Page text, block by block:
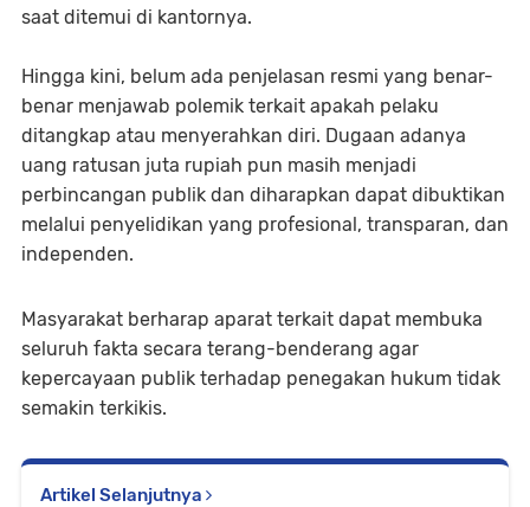
saat ditemui di kantornya.
Hingga kini, belum ada penjelasan resmi yang benar-
benar menjawab polemik terkait apakah pelaku
ditangkap atau menyerahkan diri. Dugaan adanya
uang ratusan juta rupiah pun masih menjadi
perbincangan publik dan diharapkan dapat dibuktikan
melalui penyelidikan yang profesional, transparan, dan
independen.
Masyarakat berharap aparat terkait dapat membuka
seluruh fakta secara terang-benderang agar
kepercayaan publik terhadap penegakan hukum tidak
semakin terkikis.
Artikel Selanjutnya